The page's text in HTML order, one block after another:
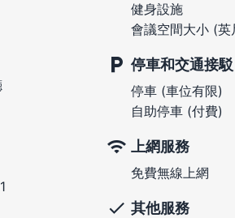
健身設施
會議空間大小 (
停車和交通接駁
停車 (車位有限)
自助停車 (付費)
上網服務
免費無線上網
其他服務